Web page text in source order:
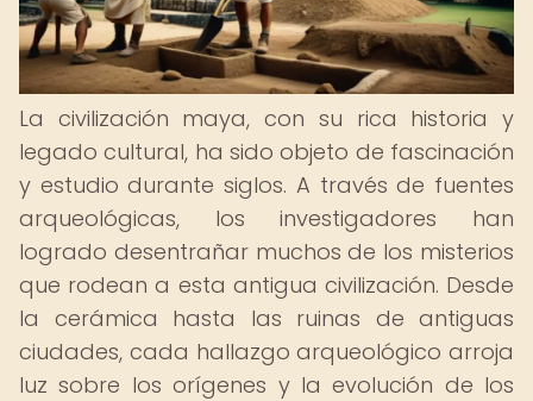
La civilización maya, con su rica historia y
legado cultural, ha sido objeto de fascinación
y estudio durante siglos. A través de fuentes
arqueológicas, los investigadores han
logrado desentrañar muchos de los misterios
que rodean a esta antigua civilización. Desde
la cerámica hasta las ruinas de antiguas
ciudades, cada hallazgo arqueológico arroja
luz sobre los orígenes y la evolución de los